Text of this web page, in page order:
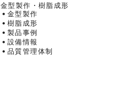
金型製作・樹脂成形
金型製作
樹脂成形
製品事例
設備情報
品質管理体制